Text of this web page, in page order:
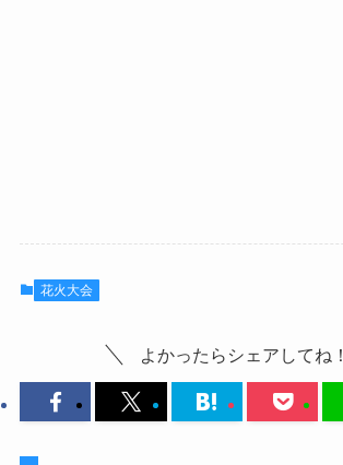
花火大会
よかったらシェアしてね！